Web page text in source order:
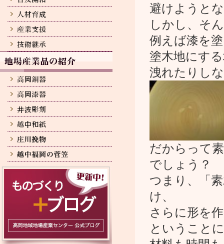
避けようと
しかし、そ
例えば漆を
塗木地にす
洩れたりし
だからって
でしょう？
つまり、「
け、
さらに形を
ということ